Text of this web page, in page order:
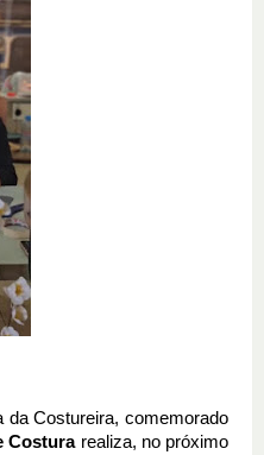
da Costureira, comemorado
Costura realiza, no próximo